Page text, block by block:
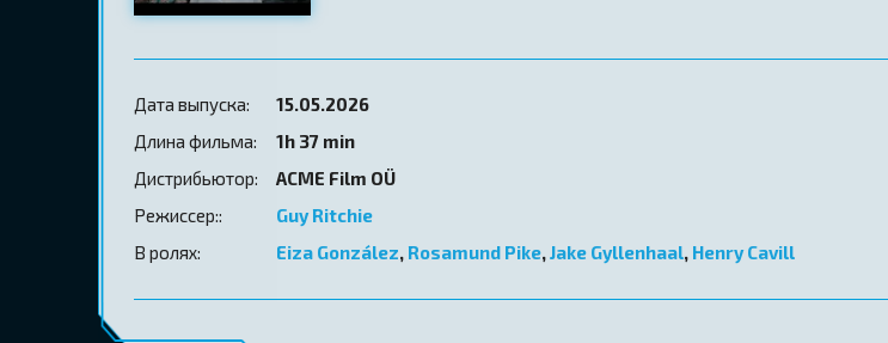
Дата выпуска:
15.05.2026
Длина фильма:
1h 37 min
Дистрибьютор:
ACME Film OÜ
Режиссер::
Guy Ritchie
В ролях:
Eiza González, Rosamund Pike,Jake Gyllenhaal, Henry Cavill